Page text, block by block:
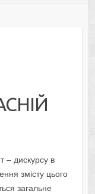
– дискурсу в
змісту цього
загальне